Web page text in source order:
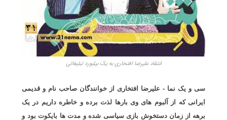
انتقاد علیرضا افتخاری به یک بیلبورد تبلیغاتی
سی و یک نما - علیرضا افتخاری از خوانندگان صاحب نام و قدیمی
ایرانی که از آلبوم های وی بارها لذت برده و خاطره داریم در یک
برهه از زمان دستخوش بازی سیاسی شده و مدت ها بایکوت بود و